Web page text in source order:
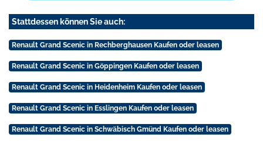
Stattdessen können Sie auch:
Renault Grand Scenic in Rechberghausen Kaufen oder leasen
Renault Grand Scenic in Göppingen Kaufen oder leasen
Renault Grand Scenic in Heidenheim Kaufen oder leasen
Renault Grand Scenic in Esslingen Kaufen oder leasen
Renault Grand Scenic in Schwäbisch Gmünd Kaufen oder leasen